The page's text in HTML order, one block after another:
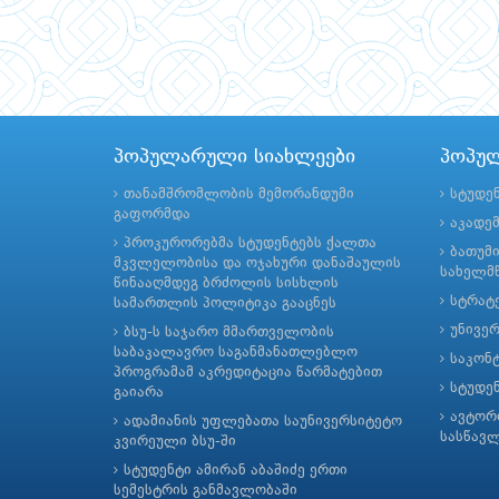
პოპულარული სიახლეები
თანამშრომლობის მემორანდუმი
გაფორმდა
პროკურორებმა სტუდენტებს ქალთა
მკვლელობისა და ოჯახური დანაშაულის
წინააღმდეგ ბრძოლის სისხლის
სამართლის პოლიტიკა გააცნეს
ბსუ-ს საჯარო მმართველობის
საბაკალავრო საგანმანათლებლო
პროგრამამ აკრედიტაცია წარმატებით
გაიარა
ადამიანის უფლებათა საუნივერსიტეტო
კვირეული ბსუ-ში
სტუდენტი ამირან აბაშიძე ერთი
სემესტრის განმავლობაში